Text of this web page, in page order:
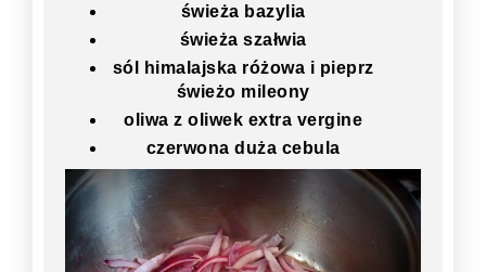
świeża bazylia
świeża szałwia
sól himalajska różowa i pieprz
świeżo mileony
oliwa z oliwek extra vergine
czerwona duża cebula